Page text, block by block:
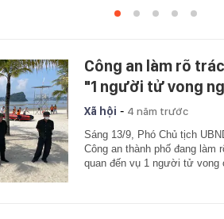
Công an làm rõ
"1 người tử vong
Xã hội - 4 năm trước
Sáng 13/9, Phó Chủ tịch
Công an thành phố đang làm
quan đến vụ 1 người tử vong